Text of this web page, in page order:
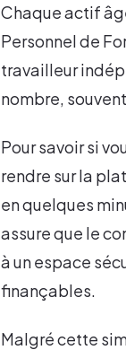
Chaque actif
Personnel de
travailleur
nombre,
Pour savoir si
rendre sur la
en quelques
assure que le
à un espace
finançables.
Malgré cette